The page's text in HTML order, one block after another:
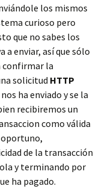
los mismos
curioso pero
que no sabes los
a enviar, así que sólo
confirmar la
solicitud HTTP
ha enviado y se la
recibiremos un
como válida
oportuno,
de la transacción
y terminando por
ha pagado.